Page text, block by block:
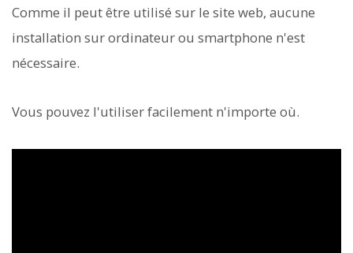
Comme il peut être utilisé sur le site web, aucune
installation sur ordinateur ou smartphone n'est
nécessaire.
Vous pouvez l'utiliser facilement n'importe où.